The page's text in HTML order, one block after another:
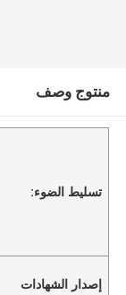
منتوج وصف
تسليط الضوء:
إصدار الشهادات